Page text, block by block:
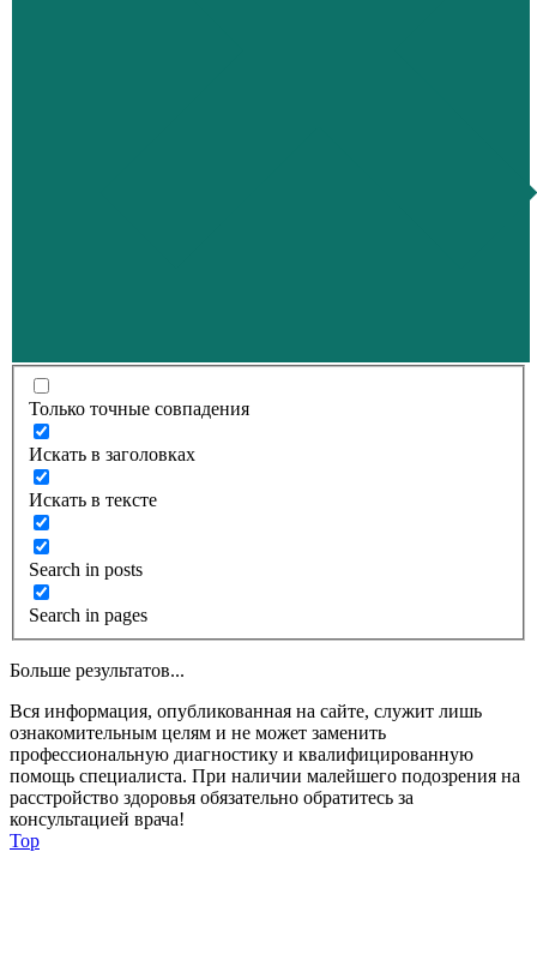
Только точные совпадения
Искать в заголовках
Искать в тексте
Search in posts
Search in pages
Больше результатов...
Вся информация, опубликованная на сайте, служит лишь
ознакомительным целям и не может заменить
профессиональную диагностику и квалифицированную
помощь специалиста. При наличии малейшего подозрения на
расстройство здоровья обязательно обратитесь за
консультацией врача!
Top